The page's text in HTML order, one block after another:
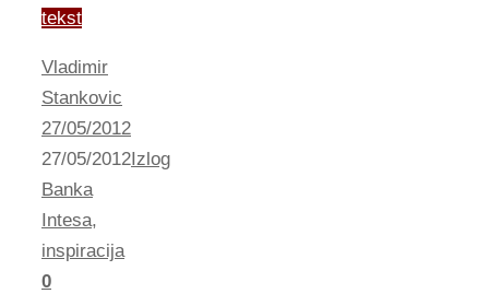
tekst
Vladimir
Stankovic
27/05/2012
27/05/2012 Izlog
Banka
Intesa,
inspiracija
0